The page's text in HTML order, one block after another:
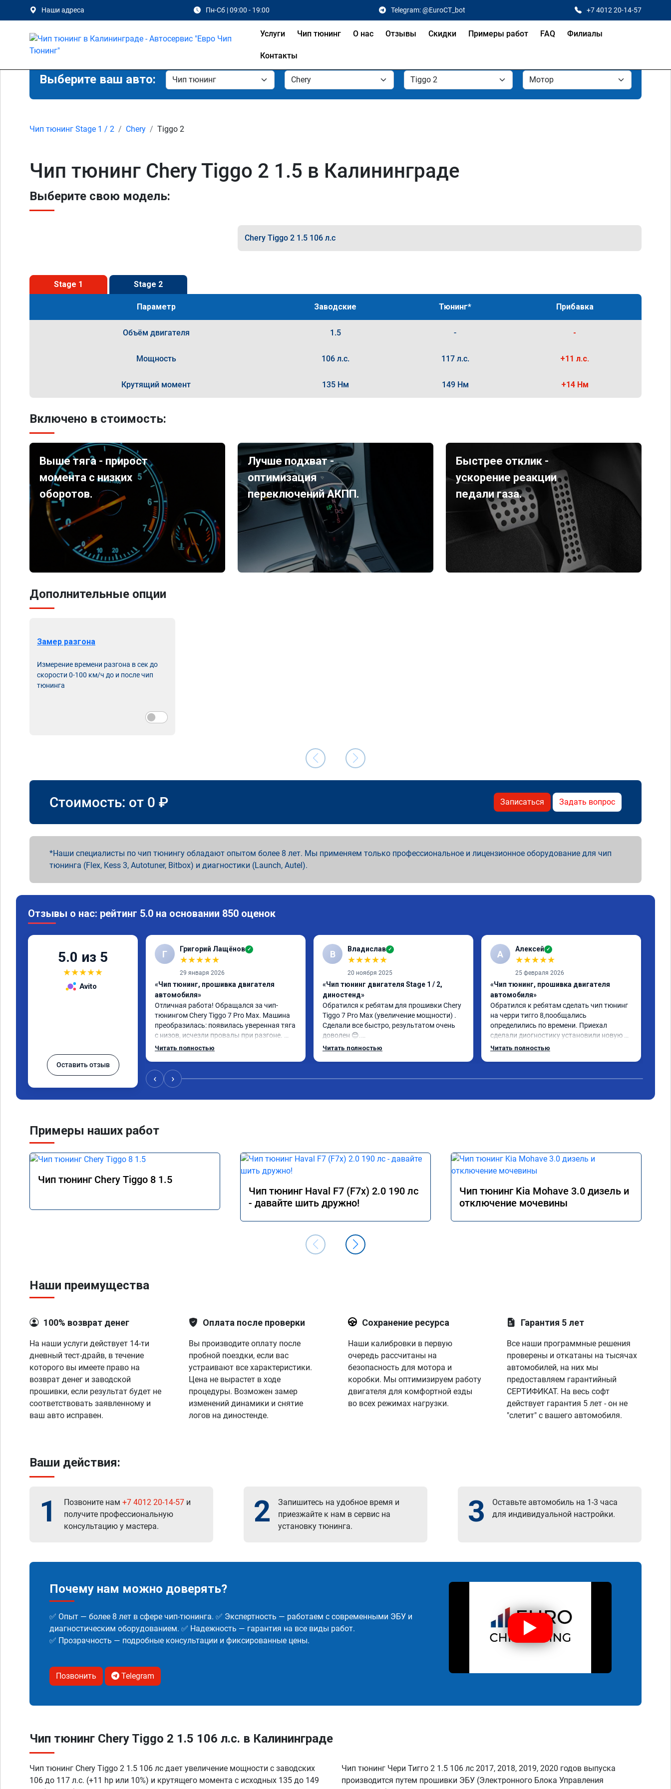
Наши адреса Пн-Сб | 09:00 - 19:00 Telegram: @EuroCT_bot +7 4012 20-14-57
Услуги Чип тюнинг О нас Отзывы Скидки Примеры работ FAQ Филиалы
Контакты
Выберите ваш авто:
Чип тюнинг Stage 1 / 2 Chery Tiggo 2
Чип тюнинг Chery Tiggo 2 1.5 в Калининграде
Выберите свою модель:
Chery Tiggo 2 1.5 106 л.с
Stage 1 Stage 2
Параметр Заводские Тюнинг* Прибавка
Объём двигателя 1.5 - -
Мощность 106 л.с. 117 л.с. +11 л.с.
Крутящий момент 135 Нм 149 Нм +14 Нм
Включено в стоимость:
Выше тяга - прирост
момента с низких
оборотов.
Лучше подхват -
оптимизация
переключений АКПП.
Быстрее отклик -
ускорение реакции
педали газа.
Дополнительные опции
Замер разгона
Измерение времени разгона в сек до
скорости 0-100 км/ч до и после чип
тюнинга
Стоимость: от 0 ₽ Записаться Задать вопрос
Наши специалисты по чип тюнингу обладают опытом более 8 лет. Мы применяем только профессиональное и лицензионное оборудование для чип
тюнинга (Flex, Kess 3, Autotuner, Bitbox) и диагностики (Launch, Autel).
Отзывы о нас: рейтинг 5.0 на основании 850 оценок
5.0 из 5
★★★★★
Avito
Оставить отзыв
Г Григорий Лащёнов ✓
★★★★★
29 января 2026
«Чип тюнинг, прошивка двигателя
автомобиля»
Отличная работа! Обращался за чип-
тюнингом Chery Tiggo 7 Pro Max. Машина
преобразилась: появилась уверенная тяга
с низов, исчезли провалы при разгоне.
Расход в спокойном режиме даже немного
всем, кто сомневается.
Читать полностью
В Владислав ✓
★★★★★
20 ноября 2025
«Чип тюнинг двигателя Stage 1 / 2,
диностенд»
Обратился к ребятам для прошивки Chery
Tiggo 7 Pro Max (увеличение мощности) .
Сделали все быстро, результатом очень
доволен 😊.
Автомобиль совсем по другому себя
Читать полностью
А Алексей ✓
★★★★★
25 февраля 2026
«Чип тюнинг, прошивка двигателя
автомобиля»
Обратился к ребятам сделать чип тюнинг
на черри тигго 8,пообщались
определились по времени. Приехал
сделали диогностику установили новую
прошивку машина заработала как часики.
Читать полностью
‹ ›
Примеры наших работ
Чип тюнинг Chery Tiggo 8 1.5
Чип тюнинг Haval F7 (F7x) 2.0 190 лс
- давайте шить дружно!
Чип тюнинг Kia Mohave 3.0 дизель и
отключение мочевины
Наши преимущества
100% возврат денег
На наши услуги действует 14-ти
дневный тест-драйв, в течение
которого вы имеете право на
возврат денег и заводской
прошивки, если результат будет не
соответствовать заявленному и
ваш авто исправен.
Оплата после проверки
Вы производите оплату после
пробной поездки, если вас
устраивают все характеристики.
Цена не вырастет в ходе
процедуры. Возможен замер
изменений динамики и снятие
логов на диностенде.
Сохранение ресурса
Наши калибровки в первую
очередь рассчитаны на
безопасность для мотора и
коробки. Мы оптимизируем работу
двигателя для комфортной езды
во всех режимах нагрузки.
Гарантия 5 лет
Все наши программные решения
проверены и откатаны на тысячах
автомобилей, на них мы
предоставляем гарантийный
СЕРТИФИКАТ. На весь софт
действует гарантия 5 лет - он не
"слетит" с вашего автомобиля.
Ваши действия:
1 Позвоните нам +7 4012 20-14-57 и
получите профессиональную
консультацию у мастера.
2
Запишитесь на удобное время и
приезжайте к нам в сервис на
установку тюнинга.
3
Оставьте автомобиль на 1-3 часа
для индивидуальной настройки.
Почему нам можно доверять?
✅ Опыт — более 8 лет в сфере чип-тюнинга. ✅ Экспертность — работаем с современными ЭБУ и
диагностическим оборудованием. ✅ Надежность — гарантия на все виды работ.
✅ Прозрачность — подробные консультации и фиксированные цены.
Позвонить Telegram
Чип тюнинг Chery Tiggo 2 1.5 106 л.с. в Калининграде
Чип тюнинг Chery Tiggo 2 1.5 106 лс дает увеличение мощности с заводских
106 до 117 л.с. (+11 hp или 10%) и крутящего момента с исходных 135 до 149
Чип тюнинг Чери Тигго 2 1.5 106 лс 2017, 2018, 2019, 2020 годов выпуска
производится путем прошивки ЭБУ (Электронного Блока Управления